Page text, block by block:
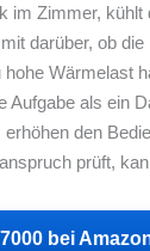
im Zimmer,
darüber, ob
als ein
den
prüft,
bei